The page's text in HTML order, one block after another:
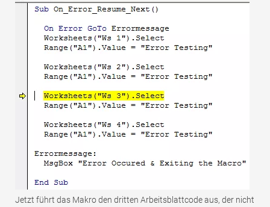
Jetzt führt das Makro den dritten Arbeitsblattcode aus, der nicht